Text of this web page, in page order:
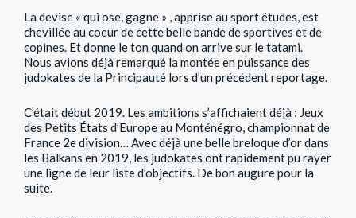
La devise « qui ose, gagne » , apprise au sport études, est
chevillée au coeur de cette belle bande de sportives et de
copines. Et donne le ton quand on arrive sur le tatami.
Nous avions déjà remarqué la montée en puissance des
judokates de la Principauté lors d’un précédent reportage.
C’était début 2019. Les ambitions s’affichaient déjà : Jeux
des Petits États d’Europe au Monténégro, championnat de
France 2e division… Avec déjà une belle breloque d’or dans
les Balkans en 2019, les judokates ont rapidement pu rayer
une ligne de leur liste d’objectifs. De bon augure pour la
suite.